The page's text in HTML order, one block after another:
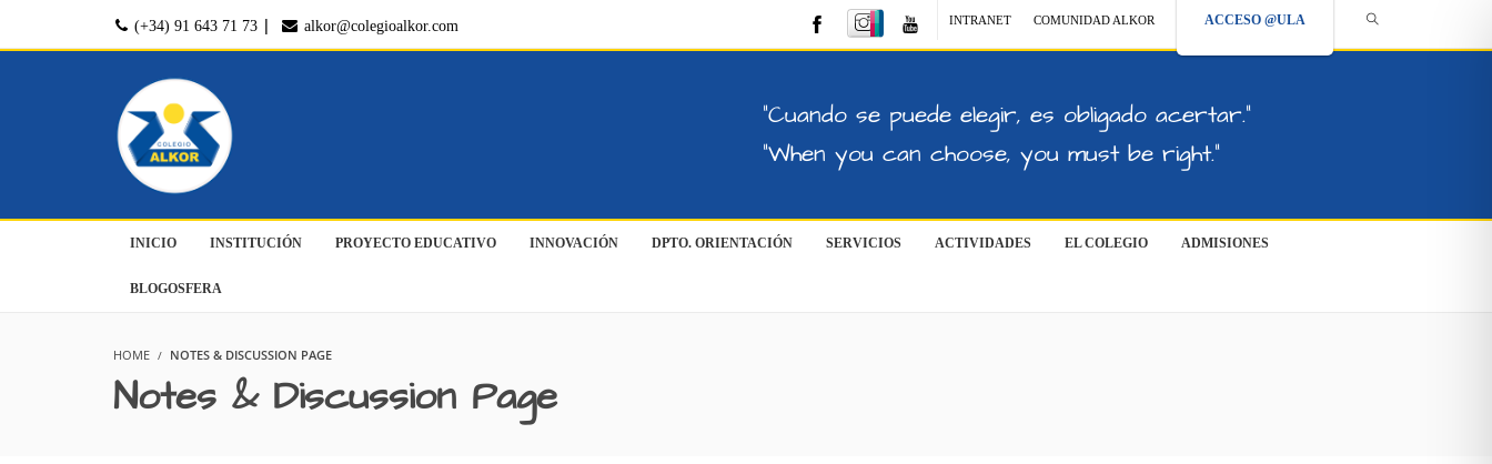
(+34) 91 643 71 73 | alkor@colegioalkor.com INTRANET COMUNIDAD ALKOR ACCESO @ULA
"Cuando se puede elegir, es obligado acertar."
"When you can choose, you must be right."
INICIO INSTITUCIÓN PROYECTO EDUCATIVO INNOVACIÓN DPTO. ORIENTACIÓN SERVICIOS ACTIVIDADES EL COLEGIO ADMISIONES
BLOGOSFERA
HOME NOTES & DISCUSSION PAGE
Notes & Discussion Page